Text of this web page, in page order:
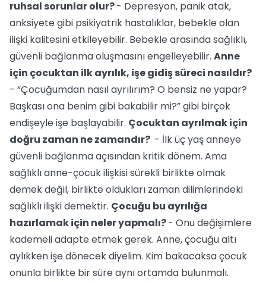
ruhsal sorunlar olur?- Depresyon, panik atak,
anksiyete gibi psikiyatrik hastalıklar, bebekle olan
ilişki kalitesini etkileyebilir. Bebekle arasında sağlıklı,
güvenli bağlanma oluşmasını engelleyebilir. Anne
için çocuktan ilk ayrılık, işe gidiş süreci nasıldır?
- “Çocuğumdan nasıl ayrılırım? O bensiz ne yapar?
Başkası ona benim gibi bakabilir mi?” gibi birçok
endişeyle işe başlayabilir. Çocuktan ayrılmak için
doğru zaman ne zamandır? - İlk üç yaş anneye
güvenli bağlanma açısından kritik dönem. Ama
sağlıklı anne-çocuk ilişkisi sürekli birlikte olmak
demek değil, birlikte oldukları zaman dilimlerindeki
sağlıklı ilişki demektir. Çocuğu bu ayrılığa
hazırlamak için neler yapmalı?- Onu değişimlere
kademeli adapte etmek gerek. Anne, çocuğu altı
aylıkken işe dönecek diyelim. Kim bakacaksa çocuk
onunla birlikte bir süre aynı ortamda bulunmalı.